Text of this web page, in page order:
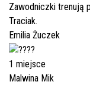
Zawodniczki trenują
Traciak.
Emilia Żuczek
1 miejsce
Malwina Mik